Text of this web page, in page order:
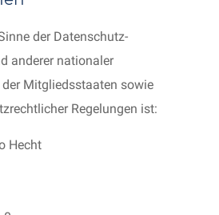
der Datenschutz-
anderer nationaler
Mitgliedsstaaten sowie
Regelungen ist:
Hecht